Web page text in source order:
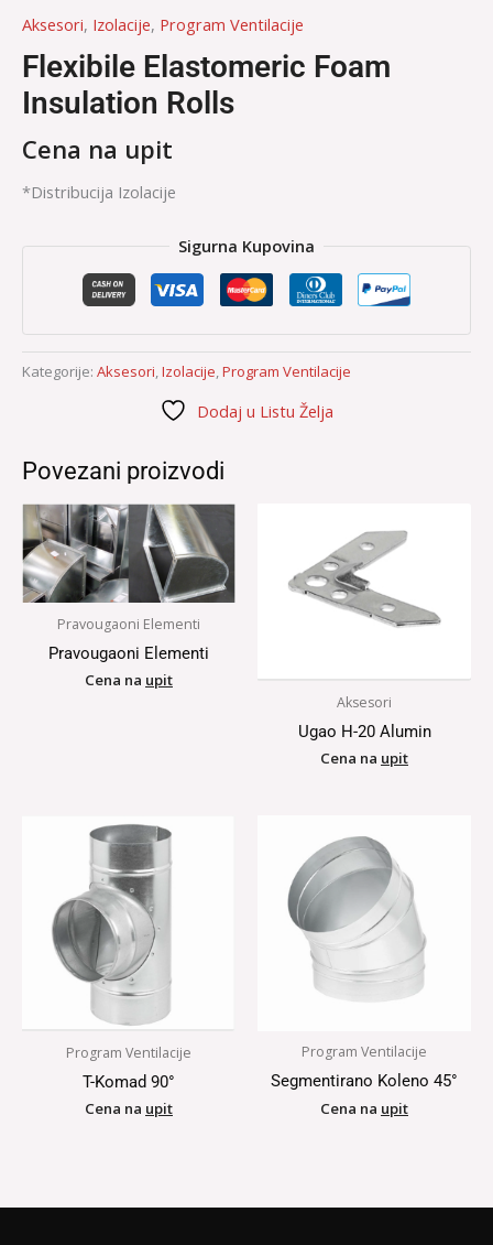
Aksesori, Izolacije, Program Ventilacije
Flexibile Elastomeric Foam
Insulation Rolls
Cena na upit
*Distribucija Izolacije
Sigurna Kupovina
Kategorije: Aksesori,Izolacije,Program Ventilacije
Dodaj u Listu Želja
Povezani proizvodi
Pravougaoni Elementi
Pravougaoni Elementi
Cena na upit
Aksesori
Ugao H-20 Alumin
Cena na upit
Program Ventilacije
T-Komad 90°
Cena na upit
Program Ventilacije
Segmentirano Koleno 45°
Cena na upit